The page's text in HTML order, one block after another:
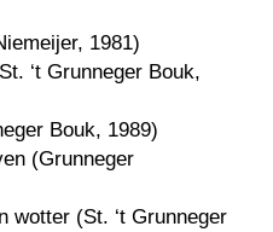
1981)
‘t Grunneger Bouk,
Bouk, 1989)
(Grunneger
wotter (St. ‘t Grunneger